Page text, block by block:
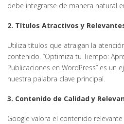
debe integrarse de manera natural
2. Títulos Atractivos y
Utiliza títulos que atraigan la
contenido. “Optimiza tu Tiempo:
Publicaciones en WordPress” es un
nuestra palabra clave principal.
3. Contenido de Calidad y
Google valora el contenido